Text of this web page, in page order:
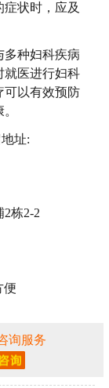
状时，应及
多种妇科疾病
就医进行妇科
可以有效预防
址:
栋2-2
便
询服务